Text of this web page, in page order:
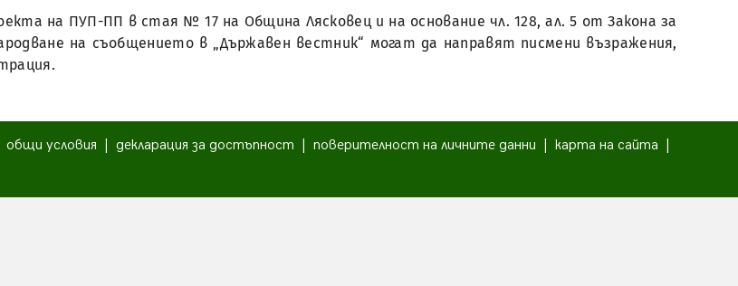
на ПУП-ПП в стая № 17 на Община Лясковец и на основание чл. 128, ал. 5 от Закона за
на съобщението в „Държавен вестник“ могат да направят писмени възражения,
общи условия декларация за достъпност поверителност на личните данни карта на сайта